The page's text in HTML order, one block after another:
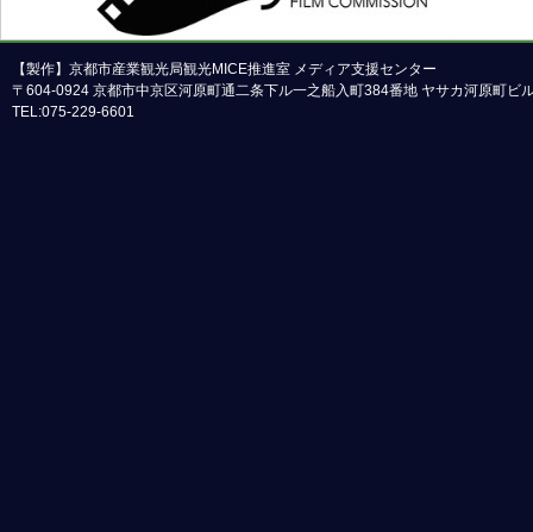
【製作】京都市産業観光局観光MICE推進室 メディア支援センター
〒604-0924 京都市中京区河原町通二条下ル一之船入町384番地 ヤサカ河原町ビ
TEL:075-229-6601